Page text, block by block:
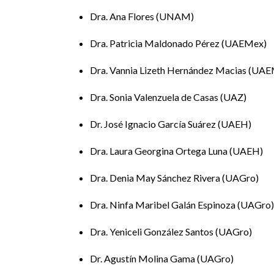
(julio_becerra@uaeh.edu.mx)
De jauja a la miseria. Precarización en el
Autor: David Anselmo Cortés Arce. Universidad
Autora: Karen Ibarez Flores. Universidad
Autora: Verónica Torres Sandoval. División de
Complejidades del periodismo subnacional
Dra. Ana Flores UNAM
Dra. Patricia Maldonado Pérez UAEMex
Dra. Vannia Lizeth Hernández Macias
Dra. Sonia Valenzuela de Casas UAZ
Dr. José Ignacio García Suárez UAEH
Dra. Laura Georgina Ortega Luna UAEH
Dra. Denia May Sánchez Rivera UAGro
Dra. Ninfa Maribel Galán Espinoza UAGro
Dra. Yeniceli González Santos UAGro
Dr. Agustín Molina Gama UAGro